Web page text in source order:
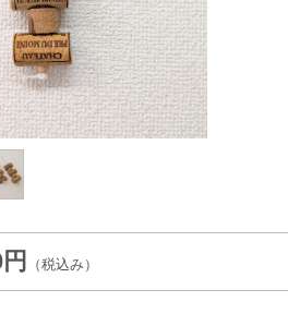
（税込み）